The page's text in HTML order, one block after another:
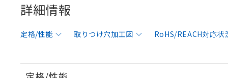
詳細情報
定格/性能 取りつけ穴加工図 RoHS/REACH対応状